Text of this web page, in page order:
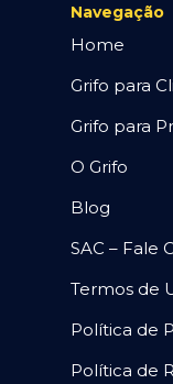
Navegação
Home
Grifo para
Grifo para
O Grifo
Blog
SAC – Fale
Termos de
Política de
Política de